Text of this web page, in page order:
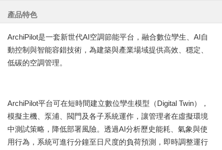
產品特色
ArchiPilot是一套新世代AI空調節能平台，融合數位孿生、AI自
動控制與智能容錯技術，為建築與產業場域提供高效、穩定、
低碳的空調管理。
ArchiPilot平台可在短時間建立數位孿生模型（Digital Twin），
模擬主機、泵浦、閥門及各子系統運作，讓管理者在虛擬環境
中測試策略，降低部署風險。透過AI分析歷史能耗、氣象與使
用行為，系統可進行分鐘至日尺度的負荷預測，即時調整運行